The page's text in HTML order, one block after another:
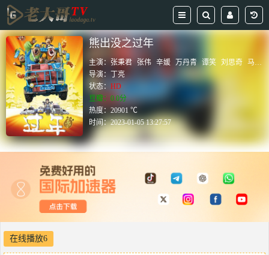
熊出没之过年
主演： 张秉君 张伟 辛媛 万丹青 谭笑 刘思奇 马浩伦
导演：
丁亮
状态：HD
豆瓣：0.0分
热度：20901 ℃
时间：2023-01-05 13:27:57
在线播放6